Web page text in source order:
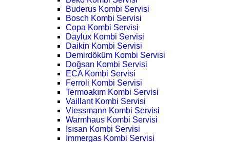
Buderus Kombi Servisi
Bosch Kombi Servisi
Copa Kombi Servisi
Daylux Kombi Servisi
Daikin Kombi Servisi
Demirdöküm Kombi Servisi
Doğsan Kombi Servisi
ECA Kombi Servisi
Ferroli Kombi Servisi
Termoakım Kombi Servisi
Vaillant Kombi Servisi
Viessmann Kombi Servisi
Warmhaus Kombi Servisi
Isısan Kombi Servisi
İmmergas Kombi Servisi